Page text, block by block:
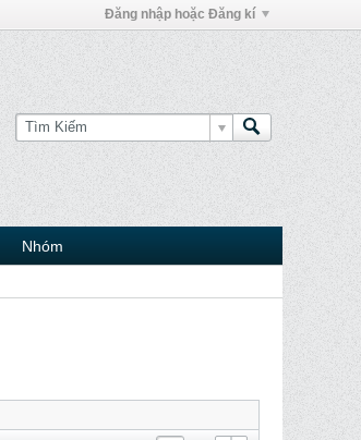
Đăng nhập hoặc Đăng kí
Nhóm